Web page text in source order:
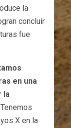
la
concluir
fue
en una
la
Tenemos
X en la